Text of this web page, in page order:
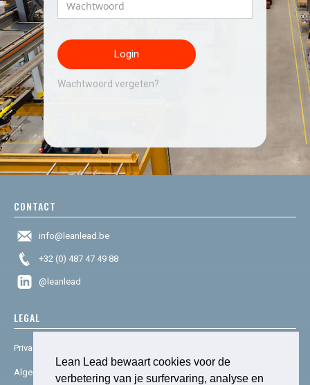
Lean Lead bewaart cookies voor de
verbetering van je surfervaring, analyse en
Wachtwoord vergeten?
CONTACT
info@leanlead.be
+32 (0) 487 47 49 88
@leanlead
LEGAL
Privacy & cookies
Algemene voorwaarden